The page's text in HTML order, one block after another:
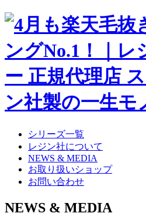
シリーズ一覧
レジン社について
NEWS & MEDIA
お取り扱いショップ
お問い合わせ
NEWS & MEDIA